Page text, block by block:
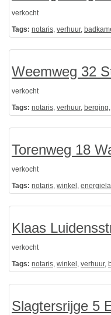
verkocht
Tags: notaris, verhuur,
Weemweg 32
verkocht
Tags: notaris, verhuur, berging,
Torenweg 18
verkocht
Tags: notaris, winkel ,
Klaas
verkocht
Tags: notaris, winkel , verhuur,
Slagtersrijge 5